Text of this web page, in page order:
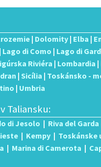
| Dolomity | Elba |
| Lago di Como | Lago di
Riviéra | Lombardia |
| Sicília | Toskánsko -
| Umbria
Taliansku:
di Jesolo | Riva del Garda
| Kempy | Toskánske
| Marina di Camerota |